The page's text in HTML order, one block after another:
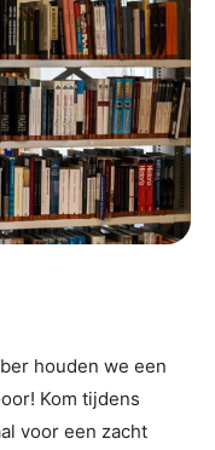
houden we een
Kom tijdens
voor een zacht